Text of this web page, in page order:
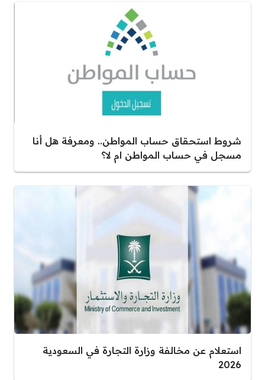
شروط استحقاق حساب المواطن.. ومعرفة هل أنا
مسجل في حساب المواطن ام لا؟
استعلام عن مخالفة وزارة التجارة في السعودية
2026